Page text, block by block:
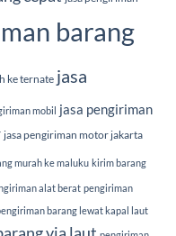
barang
ke ternate jasa
mobil
jasa pengiriman
jasa pengiriman motor jakarta
murah ke maluku kirim barang
alat berat pengiriman
barang lewat kapal laut